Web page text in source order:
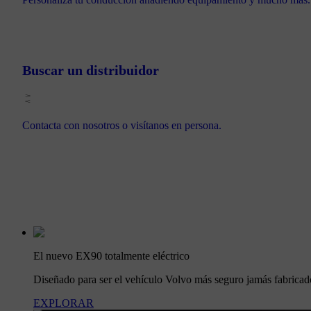
Buscar un distribuidor
Contacta con nosotros o visítanos en persona.
El nuevo EX90 totalmente eléctrico
Diseñado para ser el vehículo Volvo más seguro jamás
EXPLORAR